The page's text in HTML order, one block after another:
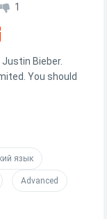
1
Bieber.
You should
язык
Advanced